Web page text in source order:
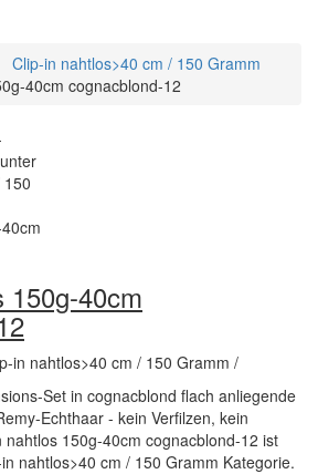
Clip-in nahtlos>40 cm / 150 Gramm
40cm cognacblond-12
150g-40cm
in nahtlos>40 cm / 150 Gramm /
Set in cognacblond flach anliegende
Echthaar - kein Verfilzen, kein
nahtlos 150g-40cm cognacblond-12 ist
nahtlos>40 cm / 150 Gramm Kategorie.